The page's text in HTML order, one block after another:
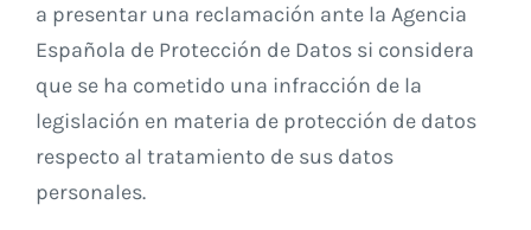
a presentar una reclamación ante la Agencia
Española de Protección de Datos si considera
que se ha cometido una infracción de la
legislación en materia de protección de datos
respecto al tratamiento de sus datos
personales.